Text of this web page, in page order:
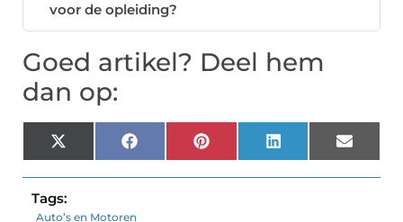
voor de opleiding?
Goed artikel? Deel hem
dan op:
X
(Twitter)
FacebookPinterest LinkedIn Email
Tags:
Auto’s en Motoren